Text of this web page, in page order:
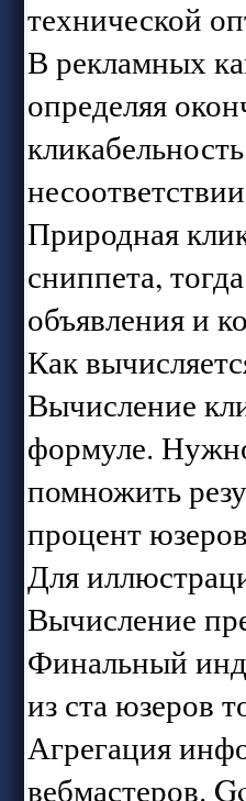
технической
В рекламных
определяя
Природная
сниппета,
объявления и
Как
Вычисление
формуле.
помножить
процент
Для
Вычисление
Финальный
из ста юзеров
Агрегация
вебмастеров.